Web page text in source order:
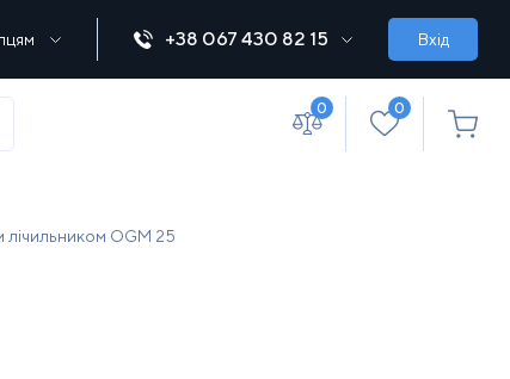
+38 067 430 82 15 Вхід
0 0
лічильником OGM 25